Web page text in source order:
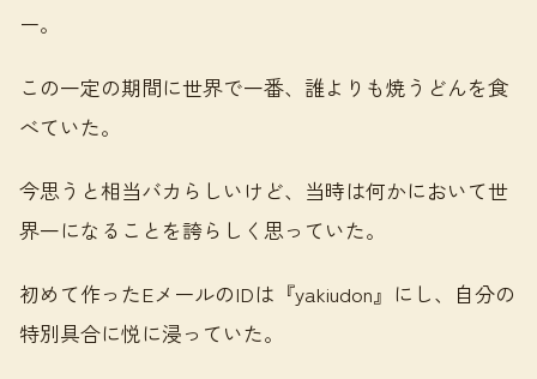
ー。
この一定の期間に世界で一番、誰よりも焼うどんを食
べていた。
今思うと相当バカらしいけど、当時は何かにおいて世
界一になることを誇らしく思っていた。
初めて作ったEメールのIDは『yakiudon』にし、自分の
特別具合に悦に浸っていた。